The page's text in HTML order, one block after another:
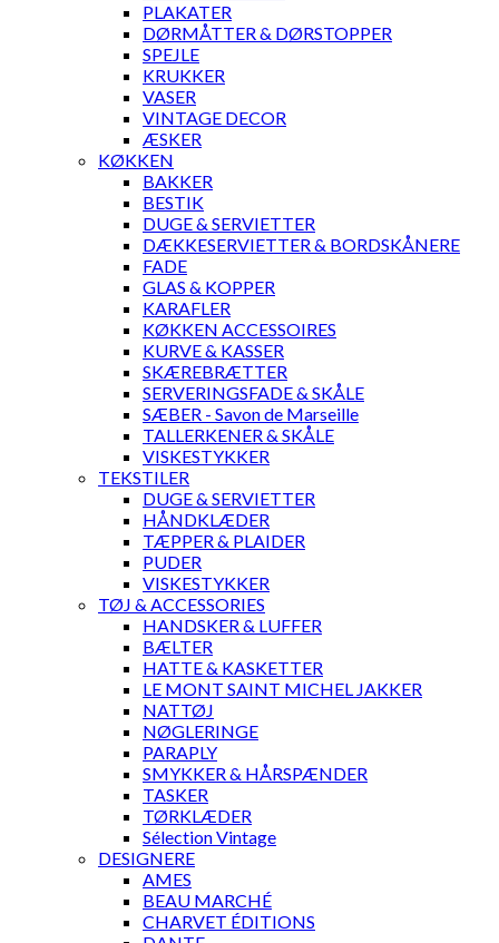
PLAKATER
DØRMÅTTER & DØRSTOPPER
SPEJLE
KRUKKER
VASER
VINTAGE DECOR
ÆSKER
KØKKEN
BAKKER
BESTIK
DUGE & SERVIETTER
DÆKKESERVIETTER & BORDSKÅNERE
FADE
GLAS & KOPPER
KARAFLER
KØKKEN ACCESSOIRES
KURVE & KASSER
SKÆREBRÆTTER
SERVERINGSFADE & SKÅLE
SÆBER - Savon de Marseille
TALLERKENER & SKÅLE
VISKESTYKKER
TEKSTILER
DUGE & SERVIETTER
HÅNDKLÆDER
TÆPPER & PLAIDER
PUDER
VISKESTYKKER
TØJ & ACCESSORIES
HANDSKER & LUFFER
BÆLTER
HATTE & KASKETTER
LE MONT SAINT MICHEL JAKKER
NATTØJ
NØGLERINGE
PARAPLY
SMYKKER & HÅRSPÆNDER
TASKER
TØRKLÆDER
Sélection Vintage
DESIGNERE
AMES
BEAU MARCHÉ
CHARVET ÉDITIONS